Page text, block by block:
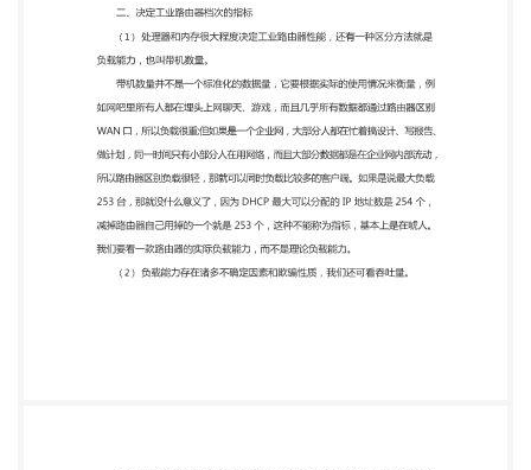
Chariot 测试最好是在多连接下进行，一般可以选择
100 对 连接基本上就可以看出产品的区别。 影响工业
路由器区别差异的因素有很多，特别是路由器的档次
和价格方面， 处理器和内存很大程度决定路由器性
能，但是参数对于路由器的性能来说，影响 是最大